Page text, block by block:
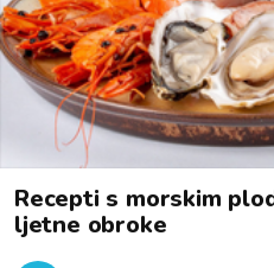
Recepti s morskim
ljetne obroke